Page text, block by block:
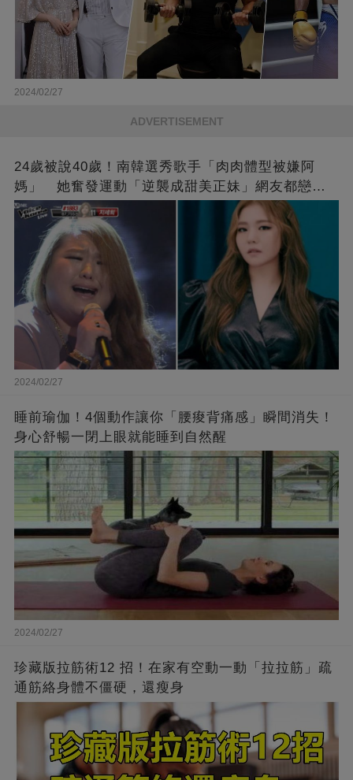
2024/02/27
ADVERTISEMENT
24歲被說40歲！南韓選秀歌手「肉肉體型被嫌阿
媽」 她奮發運動「逆襲成甜美正妹」網友都戀愛
了❤
2024/02/27
睡前瑜伽！4個動作讓你「腰痠背痛感」瞬間消失！
身心舒暢一閉上眼就能睡到自然醒
2024/02/27
珍藏版拉筋術12 招！在家有空動一動「拉拉筋」疏
通筋絡身體不僵硬，還瘦身